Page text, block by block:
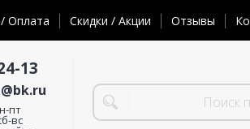
Оплата Скидки / Акции Отзывы
13
пт
вс